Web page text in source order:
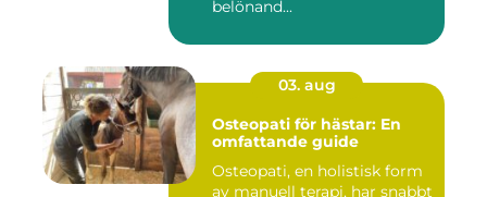
belönand...
03. aug
Osteopati för hästar: En
omfattande guide
Osteopati, en holistisk form
av manuell terapi, har snabbt